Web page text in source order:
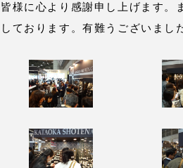
皆様に心より感謝申し上げます。
しております。有難うございまし